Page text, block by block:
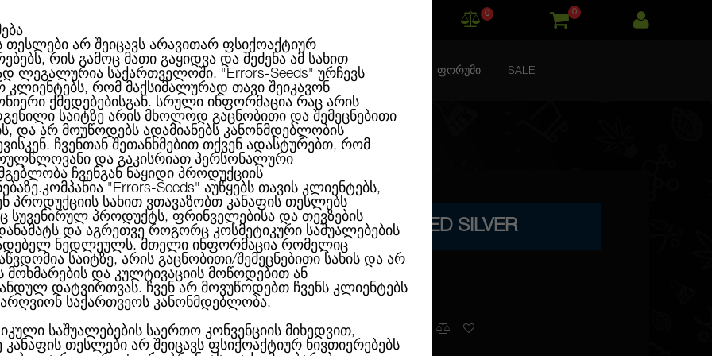
0 0
ABOUT US CATEGORIES ᲑᲠᲔᲜᲓᲔᲑᲘ ᲑᲚᲝᲒᲘ ᲙᲝᲜᲢᲐᲥᲢᲘ ᲤᲝᲠᲣᲛᲘ SALE
თესლები არ შეიცავს არავითარ ფსიქოაქტიურ
რის გამოც მათი გაყიდვა და შეძენა ამ სახით
ლეგალურია საქართველოში. "Errors-Seeds" ურჩევს
კლიენტებს, რომ მაქსიმალურად თავი შეიკავონ
ქმედებებისგან. სრული ინფორმაცია რაც არის
საიტზე არის მხოლოდ გაცნობითი და შემეცნებითი
და არ მოუწოდებს ადამიანებს კანონმდებლობის
ჩვენთან შეთანხმებით თქვენ ადასტურებთ, რომ
და გაკისრიათ პერსონალური
ჩვენგან ნაყიდი პროდუქციის
"Errors-Seeds" აუწყებს თავის კლიენტებს,
პროდუქციის სახით ვთავაზობთ კანაფის თესლებს
სუვენირულ პროდუქტს, ფრინველებისა და თევზების
და აგრეთვე როგორც კოსმეტიკური საშუალებების
ნედლეულს. მთელი ინფორმაცია რომელიც
საიტზე, არის გაცნობითი/შემეცნებითი სახის და არ
მოხმარების და კულტივაციის მოწოდებით ან
დატვირთვას. ჩვენ არ მოვუწოდებთ ჩვენს კლიენტებს
საქართვეოს კანონმდებლობა.
საშუალებების საერთო კონვენციის მიხედვით,
კანაფის თესლები არ შეიცავს ფსიქოაქტიურ ნივთიერებებს
Auto Black Domina Feminised Silver
AUTO BLACK DOMINA FEMINISED SILVER
15.00ლ